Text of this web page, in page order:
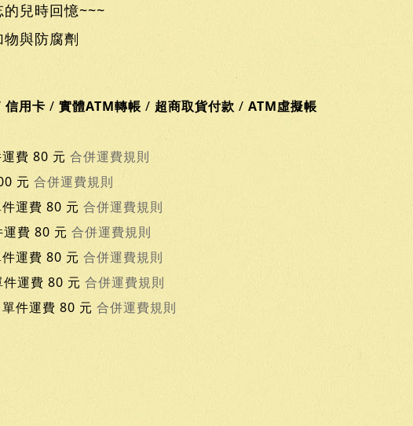
兒時回憶~~~
與防腐劑
信用卡 / 實體ATM轉帳 / 超商取貨付款 / ATM虛擬帳
費 80 元 合併運費規則
元 合併運費規則
運費 80 元 合併運費規則
費 80 元 合併運費規則
運費 80 元 合併運費規則
件運費 80 元 合併運費規則
件運費 80 元 合併運費規則